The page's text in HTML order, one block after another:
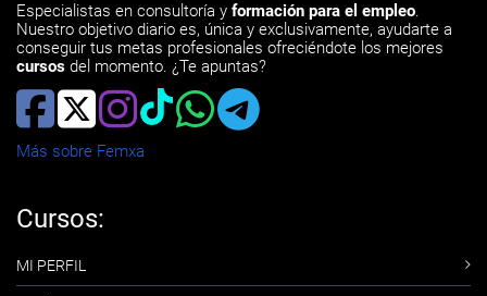
Especialistas en consultoría y formación para el empleo.
Nuestro objetivo diario es, única y exclusivamente, ayudarte a
conseguir tus metas profesionales ofreciéndote los mejores
cursos del momento. ¿Te apuntas?
Más sobre Femxa
Cursos:
MI PERFIL